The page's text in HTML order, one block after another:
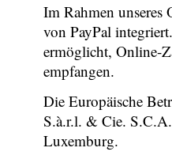
Im Rahmen unseres
von PayPal
ermöglicht, Online-
empfangen.
Die Europäische
S.à.r.l. & Cie.
Luxemburg.